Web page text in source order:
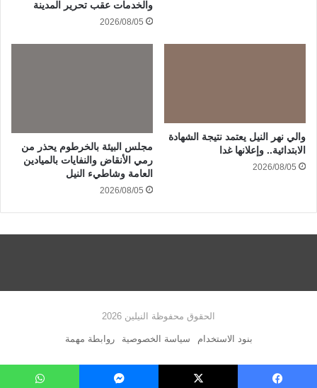
والخدمات عقب تحرير المدينة
2026/08/05
والي نهر النيل يعتمد نتيجة الشهادة
الابتدائية.. وإعلانها غدا
2026/08/05
مجلس البيئة بالخرطوم يحذر من
رمي الأنقاض والنفايات بالميادين
العامة وشاطيء النيل
2026/08/05
الحقوق محفوظة النيلين 2026
بنود الاستخدام سياسة الخصوصية روابطة مهمة